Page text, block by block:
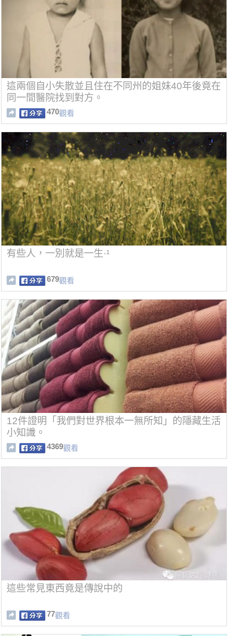
這兩個自小失散並且住在不同州的姐妹40年後竟在
同一間醫院找到對方。
470觀看
有些人，一別就是一生·¹
679觀看
12件證明「我們對世界根本一無所知」的隱藏生活
小知識。
4369觀看
這些常見東西竟是傳說中的
77觀看